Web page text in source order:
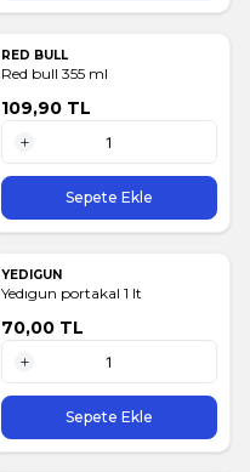
RED BULL
Red bull 355 ml
109,90 TL
1 Adet
Sepete Ekle
YEDIGUN
Yedıgun portakal 1 lt
70,00 TL
1 Adet
Sepete Ekle